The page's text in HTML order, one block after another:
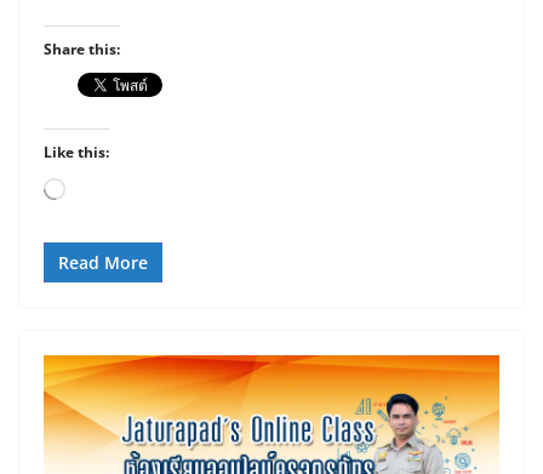
Share this:
Like this:
Loading…
Read More